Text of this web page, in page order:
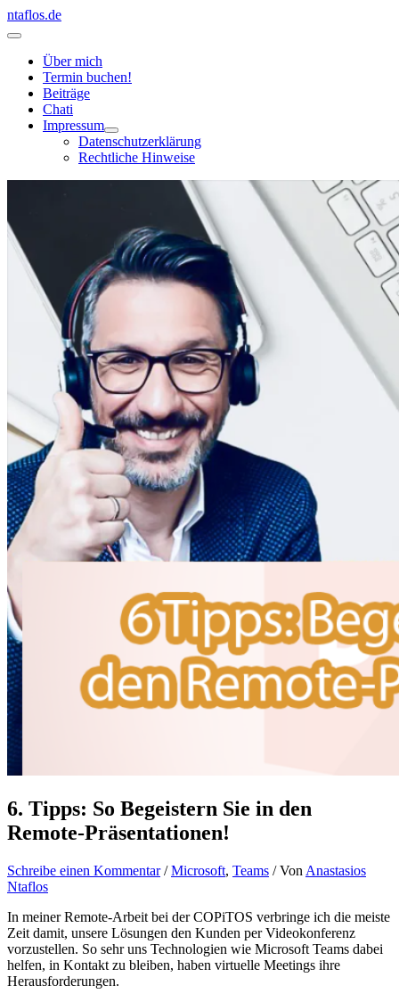
Zum
Inhalt
ntaflos.de
Hauptmenü
Über mich
Termin buchen!
Beiträge
Chati
Impressum
Datenschutzerklärung
Rechtliche Hinweise
6. Tipps: So Begeistern Sie in den
Remote-Präsentationen!
Schreibe einen Kommentar /Microsoft, Teams / Von Anastasios
Ntaflos
In meiner Remote-Arbeit bei der COPiTOS verbringe ich die meiste
Zeit damit, unsere Lösungen den Kunden per Videokonferenz
vorzustellen. So sehr uns Technologien wie Microsoft Teams dabei
helfen, in Kontakt zu bleiben, haben virtuelle Meetings ihre
Herausforderungen.